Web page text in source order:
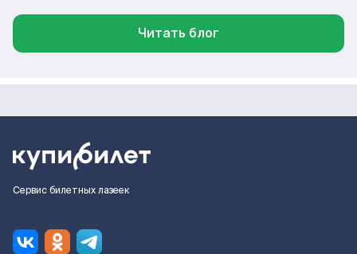
Читать блог
Сервис билетных лазеек